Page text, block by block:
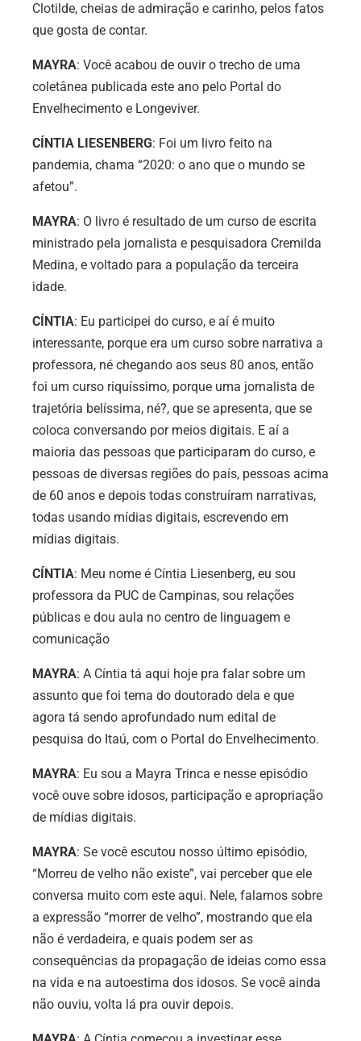
Clotilde, cheias de admiração e carinho, pelos fatos
que gosta de contar.
MAYRA: Você acabou de ouvir o trecho de uma
coletânea publicada este ano pelo Portal do
Envelhecimento e Longeviver.
CÍNTIA LIESENBERG: Foi um livro feito na
pandemia, chama “2020: o ano que o mundo se
afetou”.
MAYRA: O livro é resultado de um curso de escrita
ministrado pela jornalista e pesquisadora Cremilda
Medina, e voltado para a população da terceira
idade.
CÍNTIA: Eu participei do curso, e aí é muito
interessante, porque era um curso sobre narrativa a
professora, né chegando aos seus 80 anos, então
foi um curso riquíssimo, porque uma jornalista de
trajetória belíssima, né?, que se apresenta, que se
coloca conversando por meios digitais. E aí a
maioria das pessoas que participaram do curso, e
pessoas de diversas regiões do país, pessoas acima
de 60 anos e depois todas construíram narrativas,
todas usando mídias digitais, escrevendo em
mídias digitais.
CÍNTIA: Meu nome é Cíntia Liesenberg, eu sou
professora da PUC de Campinas, sou relações
públicas e dou aula no centro de linguagem e
comunicação
MAYRA: A Cíntia tá aqui hoje pra falar sobre um
assunto que foi tema do doutorado dela e que
agora tá sendo aprofundado num edital de
pesquisa do Itaú, com o Portal do Envelhecimento.
MAYRA: Eu sou a Mayra Trinca e nesse episódio
você ouve sobre idosos, participação e apropriação
de mídias digitais.
MAYRA: Se você escutou nosso último episódio,
“Morreu de velho não existe”, vai perceber que ele
conversa muito com este aqui. Nele, falamos sobre
a expressão “morrer de velho”, mostrando que ela
não é verdadeira, e quais podem ser as
consequências da propagação de ideias como essa
na vida e na autoestima dos idosos. Se você ainda
não ouviu, volta lá pra ouvir depois.